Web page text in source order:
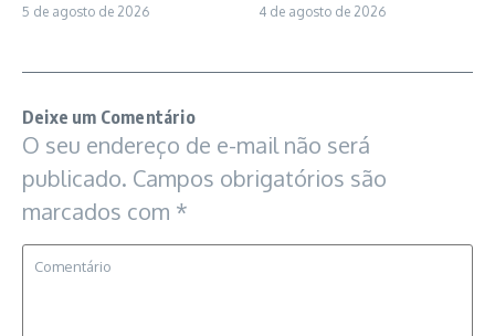
5 de agosto de 2026 4 de agosto de 2026
Deixe um Comentário
O seu endereço de e-mail não será
publicado. Campos obrigatórios são
marcados com *